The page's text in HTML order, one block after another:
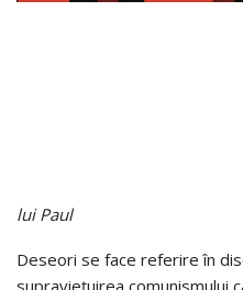
lui Paul
Deseori se face referire în
supraviețuirea comunismului